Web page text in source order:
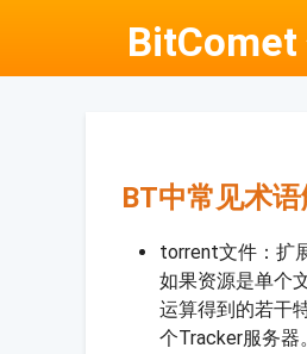
BT中常见术
torrent文件：扩
如果资源是单个
运算得到的若干
个Tracker服务器。